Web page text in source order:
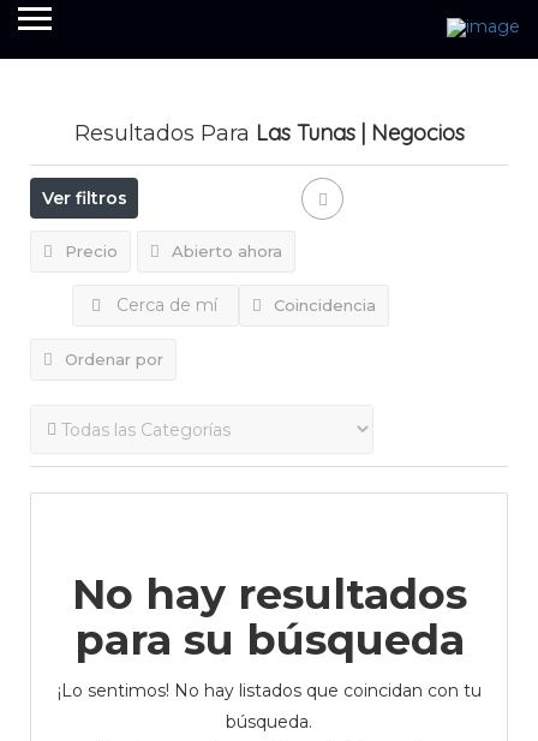
Resultados Para Las Tunas | Negocios
Ver filtros
Precio Abierto ahora
Cerca de mí Coincidencia
Ordenar por
No hay resultados
para su búsqueda
¡Lo sentimos! No hay listados que coincidan con tu
búsqueda.